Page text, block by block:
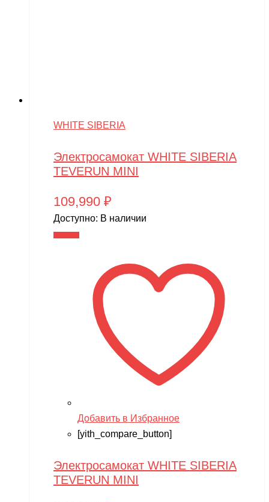
WHITE SIBERIA
Электросамокат WHITE SIBERIA
TEVERUN MINI
109,990 ₽
Доступно: В наличии
Добавить в Избранное
[yith_compare_button]
Электросамокат WHITE SIBERIA
TEVERUN MINI